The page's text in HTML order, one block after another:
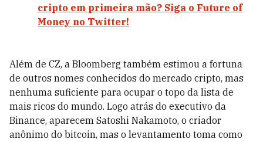
cripto em primeira mão? Siga o Future of
Money no Twitter!
Além de CZ, a Bloomberg também estimou a fortuna
de outros nomes conhecidos do mercado cripto, mas
nenhuma suficiente para ocupar o topo da lista de
mais ricos do mundo. Logo atrás do executivo da
Binance, aparecem Satoshi Nakamoto, o criador
anônimo do bitcoin, mas o levantamento toma como